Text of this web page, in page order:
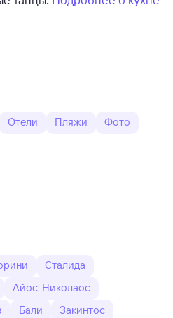
Отели Пляжи
Фото
Сталида
Айос-Николаос
Бали
Закинтос